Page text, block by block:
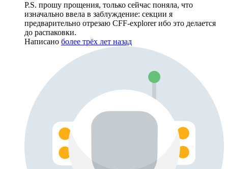
P.S. прошу прощения, только сейчас поняла, что
изначально ввела в заблуждение: секции я
предварительно отрезаю CFF-explorer ибо это делается
до распаковки.
Написано более трёх лет назад